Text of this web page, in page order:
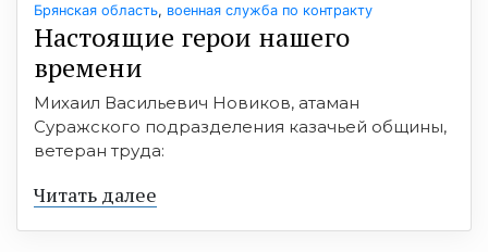
Брянская область, военная служба по контракту
Настоящие герои нашего
времени
Михаил Васильевич Новиков, атаман
Суражского подразделения казачьей общины,
ветеран труда:
Читать далее